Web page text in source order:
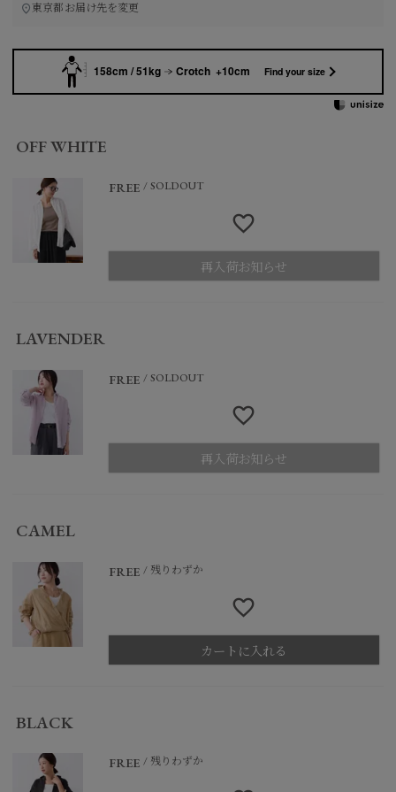
東京都お届け先を変更
158cm / 51kg Crotch +10cm Find your size
OFF WHITE
FREE SOLDOUT
再入荷お知らせ
LAVENDER
FREE SOLDOUT
再入荷お知らせ
CAMEL
FREE 残りわずか
カートに入れる
BLACK
FREE 残りわずか